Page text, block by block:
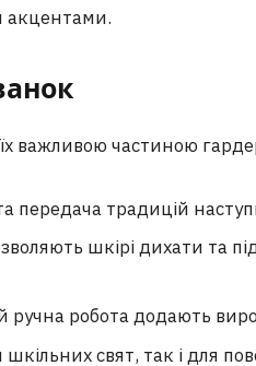
акцентами.
важливою частиною
передача традицій
шкірі дихати та
ручна робота додають
свят, так і для